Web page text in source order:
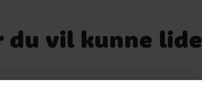
du vil kunne lide